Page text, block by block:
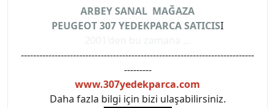
ARBEY SANAL MAĞAZA
PEUGEOT 307 YEDEKPARCA SATICISI
----------------------------------------------------------------------------
---------
www.307yedekparca.com
Daha fazla bilgi için bizi ulaşabilirsiniz.